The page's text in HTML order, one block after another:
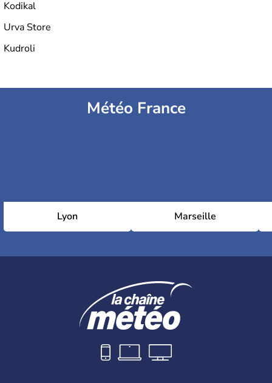
Kodikal
Urva Store
Kudroli
Météo France
Lyon Marseille